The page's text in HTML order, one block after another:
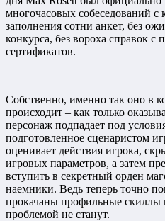
многочасовых собеседований с
заполнения сотни анкет, без
конкурса, без вороха справок
сертификатов.
Собственно, именно так оно в
происходит – как только
персонаж подпадает под
подготовленное сценаристом
оценивает действия игрока,
игровых параметров, а затем
вступить в секретный орден
наемники. Ведь теперь точно
прокачаны профильные скиллы
проблемой не станут.